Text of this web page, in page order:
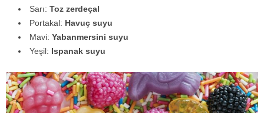
Sarı: Toz zerdeçal
Portakal: Havuç suyu
Mavi: Yabanmersini suyu
Yeşil: Ispanak suyu